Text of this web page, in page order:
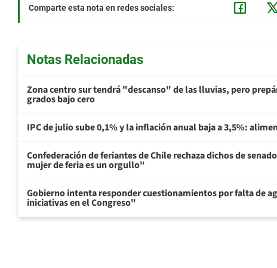
Comparte esta nota en redes sociales:
Notas Relacionadas
Zona centro sur tendrá "descanso" de las lluvias, pero
grados bajo cero
IPC de julio sube 0,1% y la inflación anual baja a 3,5%:
Confederación de feriantes de Chile rechaza dichos de
mujer de feria es un orgullo"
Gobierno intenta responder cuestionamientos por falta de
iniciativas en el Congreso"